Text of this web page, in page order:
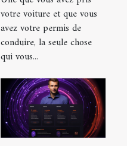
bonne
assurance auto
?
votre voiture et que vous
avez votre permis de
conduire, la seule chose
qui vous...